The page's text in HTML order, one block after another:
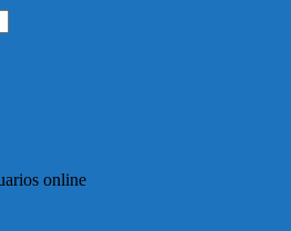
online